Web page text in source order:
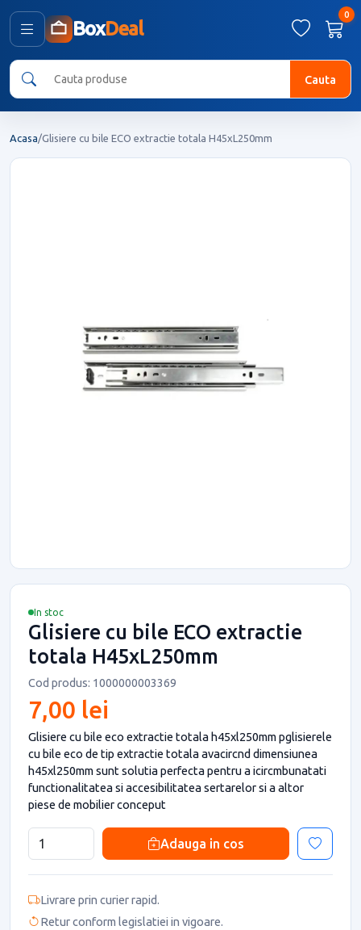
BoxDeal
0
Cauta
Acasa/Glisiere cu bile ECO extractie totala H45xL250mm
In stoc
Glisiere cu bile ECO extractie
totala H45xL250mm
Cod produs: 1000000003369
7,00 lei
Glisiere cu bile eco extractie totala h45xl250mm pglisierele
cu bile eco de tip extractie totala avacircnd dimensiunea
h45xl250mm sunt solutia perfecta pentru a icircmbunatati
functionalitatea si accesibilitatea sertarelor si a altor
piese de mobilier conceput
Adauga in cos
Livrare prin curier rapid.
Retur conform legislatiei in vigoare.